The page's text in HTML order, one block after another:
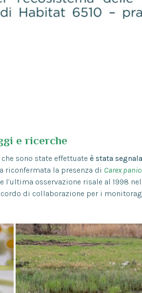
e ricerche
sono state effettuate è stata
riconfermata la presenza di Carex
l’ultima osservazione risale al 1998
di collaborazione per i